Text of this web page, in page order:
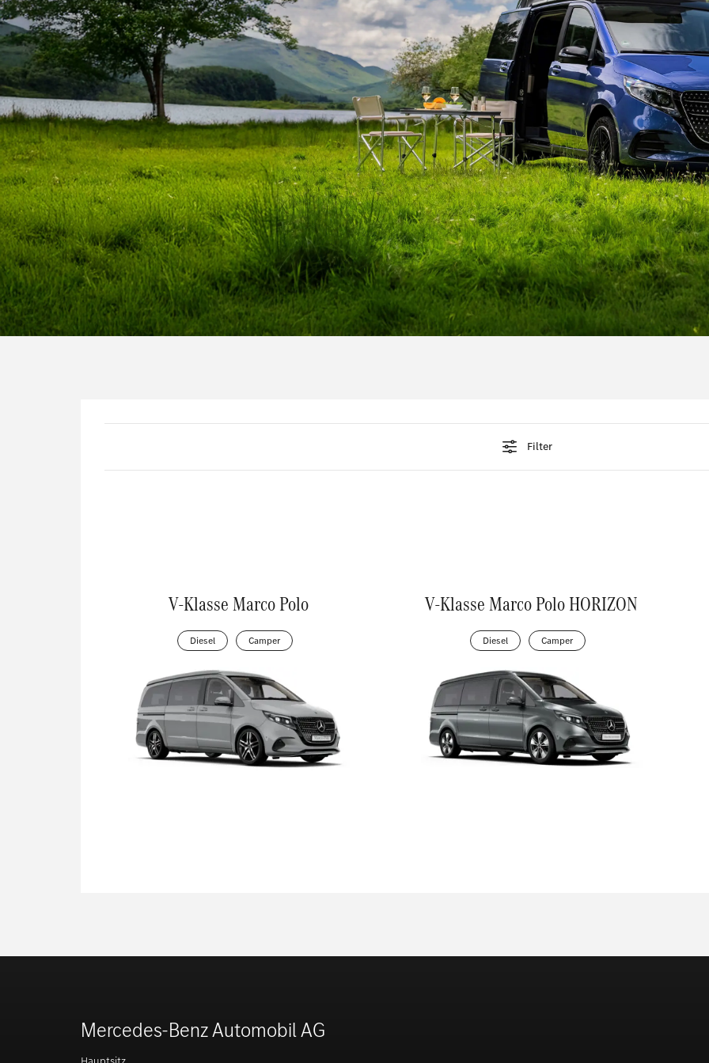
Vorgängermodelle
Probefahrt mit einem Van/Transporter
Probefahrt mit einem LKW/Truck
Flotten- & Geschäftskunden
Ladelösungen
Leasing
Versicherung
Garantie
Mieten
Digitale Extras
ServiceCare
Jobs
Filter
V-Klasse Marco Polo
Diesel Camper
V-Klasse Marco Polo HORIZON
Diesel Camper
Mercedes-Benz Automobil AG